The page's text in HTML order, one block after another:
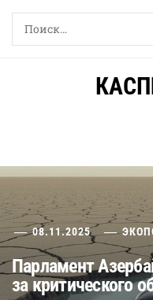
Skip
Найти:
08.11.2025
Парламент
за критического